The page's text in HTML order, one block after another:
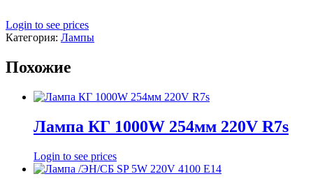
Login to see prices
Категория: Лампы
Похожие
Лампа КГ 1000W 254мм 220V R7s
Login to see prices